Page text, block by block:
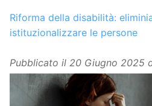
Riforma della disabilità:
istituzionalizzare le persone
Pubblicato il 20 Giugno 2025